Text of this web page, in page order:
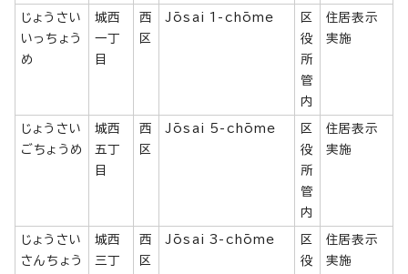
じょうさい
いっちょう
め
城西
一丁
目
西
区
Jōsai 1-chōme
区
役
所
管
内
住居表示
実施
じょうさい
ごちょうめ
城西
五丁
目
西
区
Jōsai 5-chōme
区
役
所
管
内
住居表示
実施
じょうさい
さんちょう
城西
三丁
西
区
Jōsai 3-chōme
区
役
住居表示
実施